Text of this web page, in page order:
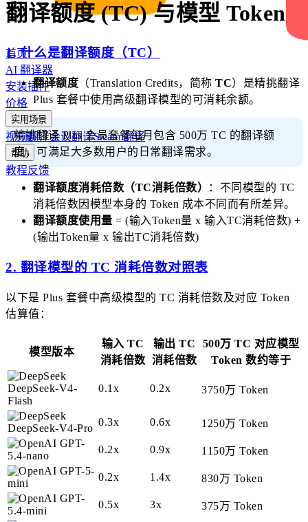
首页
AI 翻译器
安装插件
价格
实用场景
视频翻译会议翻译Steam 翻译
帮助
教程反馈
翻译额度 (TC) 与模型 Token
1. 什么是翻译额度（TC）
翻译额度 （Translation Credits，简称 TC）是精挑翻译
Plus 套餐中使用高级翻译模型的可消耗余额。
精挑翻译 Plus 会员套餐每月包含 500万 TC 的翻译额
度，可满足大多数用户的日常翻译需求。
翻译额度消耗倍数（TC消耗倍数）
：不同模型的 TC
消耗倍数因模型本身的 Token 成本不同而有所差异。
翻译额度使用量 = (输入Token量 x 输入TC消耗倍数) +
(输出Token量 x 输出TC消耗倍数)
2. 翻译模型的 TC 消耗倍数对照表
以下是 Plus 套餐中高级模型的 TC 消耗倍数及对应 Token
估算值：
模型版本
输入 TC
消耗倍数
输出 TC
消耗倍数
500万 TC 对应模型
Token 数约等于
DeepSeek-V4-
Flash
0.1x 0.2x 3750万 Token
DeepSeek-V4-Pro
0.3x 0.6x
1250万 Token
GPT-
5.4-nano
0.2x 0.9x
1150万 Token
GPT-5-
mini
0.2x 1.4x
830万 Token
GPT-
5.4-mini
0.5x 3x
375万 Token